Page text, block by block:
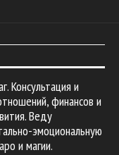
Консультация и
финансов и
Веду
эмоциональную
и магии.